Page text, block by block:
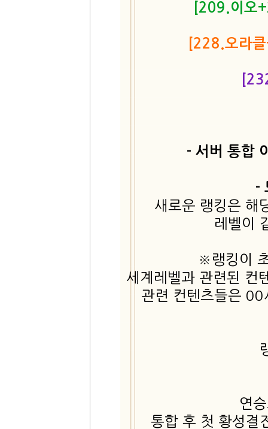
[209.이오
[228.오라
- 서버 통합
-
새로운 랭킹은 해
레벨이
※랭킹이
세계레벨과 관련된 컨
관련 컨텐츠들은 00
연
통합 후 첫 황성결